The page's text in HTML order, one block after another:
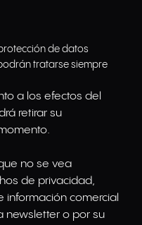
de datos
tratarse siempre
a los efectos del
retirar su
no se vea
de privacidad,
comercial
newsletter o por su